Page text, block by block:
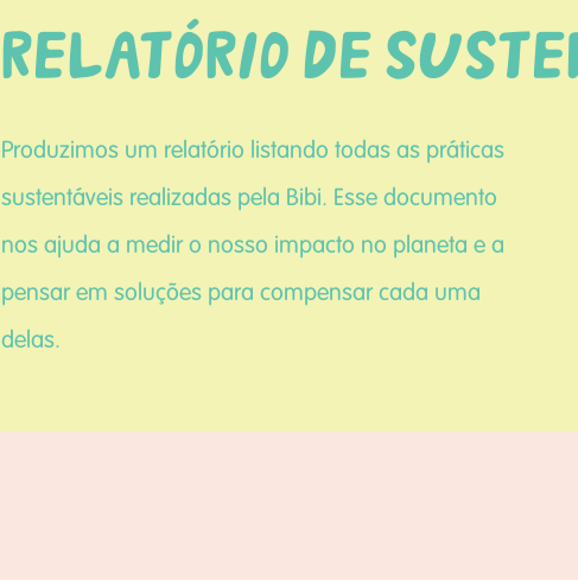
RELATÓRIO DE
Produzimos um relatório listando todas as práticas
sustentáveis realizadas pela Bibi. Esse documento
nos ajuda a medir o nosso impacto no planeta e a
pensar em soluções para compensar cada uma
delas.